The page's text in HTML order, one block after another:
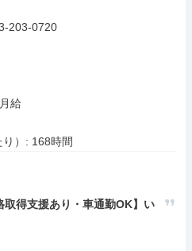
203-0720
給
）: 168時間
取得支援あり・車通勤OK】い